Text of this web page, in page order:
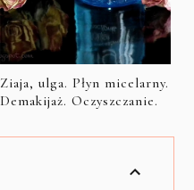
Ziaja, ulga. Płyn micelarny.
Demakijaż. Oczyszczanie.